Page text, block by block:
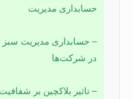
حسابداری مدیریت
– حسابداری مدیریت
در شرکت‌ها
– تاثیر بلاکچین بر